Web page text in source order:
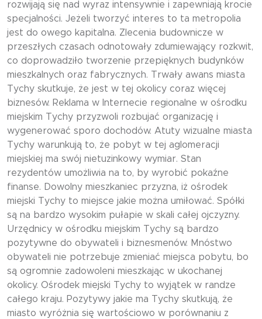
rozwijają się nad wyraz intensywnie i zapewniają krocie
specjalności. Jeżeli tworzyć interes to ta metropolia
jest do owego kapitalna. Zlecenia budownicze w
przeszłych czasach odnotowały zdumiewający rozkwit,
co doprowadziło tworzenie przepięknych budynków
mieszkalnych oraz fabrycznych. Trwały awans miasta
Tychy skutkuje, że jest w tej okolicy coraz więcej
biznesów. Reklama w Internecie regionalne w ośrodku
miejskim Tychy przyzwoli rozbujać organizację i
wygenerować sporo dochodów. Atuty wizualne miasta
Tychy warunkują to, że pobyt w tej aglomeracji
miejskiej ma swój nietuzinkowy wymiar. Stan
rezydentów umożliwia na to, by wyrobić pokaźne
finanse. Dowolny mieszkaniec przyzna, iż ośrodek
miejski Tychy to miejsce jakie można umiłować. Spółki
są na bardzo wysokim pułapie w skali całej ojczyzny.
Urzędnicy w ośrodku miejskim Tychy są bardzo
pozytywne do obywateli i biznesmenów. Mnóstwo
obywateli nie potrzebuje zmieniać miejsca pobytu, bo
są ogromnie zadowoleni mieszkając w ukochanej
okolicy. Ośrodek miejski Tychy to wyjątek w randze
całego kraju. Pozytywy jakie ma Tychy skutkują, że
miasto wyróżnia się wartościowo w porównaniu z